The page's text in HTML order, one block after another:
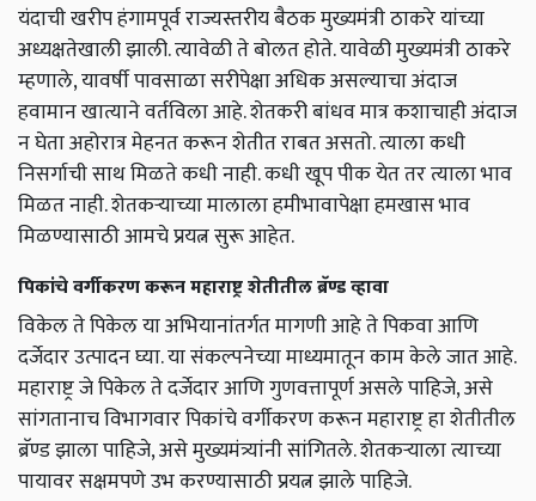
यंदाची खरीप हंगामपूर्व राज्यस्तरीय बैठक मुख्यमंत्री ठाकरे यांच्या
अध्यक्षतेखाली झाली. त्यावेळी ते बोलत होते. यावेळी मुख्यमंत्री ठाकरे
म्हणाले, यावर्षी पावसाळा सरीपेक्षा अधिक असल्याचा अंदाज
हवामान खात्याने वर्तविला आहे. शेतकरी बांधव मात्र कशाचाही अंदाज
न घेता अहोरात्र मेहनत करून शेतीत राबत असतो. त्याला कधी
निसर्गाची साथ मिळते कधी नाही. कधी खूप पीक येत तर त्याला भाव
मिळत नाही. शेतकऱ्याच्या मालाला हमीभावापेक्षा हमखास भाव
मिळण्यासाठी आमचे प्रयत्न सुरू आहेत.
पिकांचे वर्गीकरण करून महाराष्ट्र शेतीतील ब्रॅण्ड व्हावा
विकेल ते पिकेल या अभियानांतर्गत मागणी आहे ते पिकवा आणि
दर्जेदार उत्पादन घ्या. या संकल्पनेच्या माध्यमातून काम केले जात आहे.
महाराष्ट्र जे पिकेल ते दर्जेदार आणि गुणवत्तापूर्ण असले पाहिजे, असे
सांगतानाच विभागवार पिकांचे वर्गीकरण करून महाराष्ट्र हा शेतीतील
ब्रॅण्ड झाला पाहिजे, असे मुख्यमंत्र्यांनी सांगितले. शेतकऱ्याला त्याच्या
पायावर सक्षमपणे उभ करण्यासाठी प्रयत्न झाले पाहिजे.